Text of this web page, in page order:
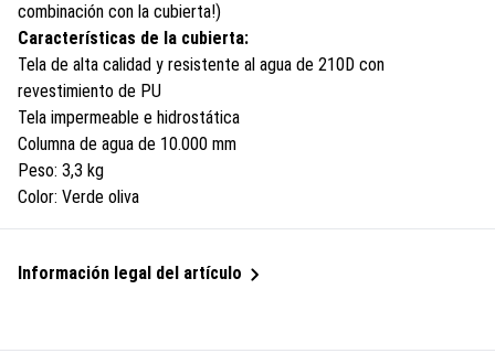
combinación con la cubierta!)
Características de la cubierta:
Tela de alta calidad y resistente al agua de 210D con
revestimiento de PU
Tela impermeable e hidrostática
Columna de agua de 10.000 mm
Peso: 3,3 kg
Color: Verde oliva
Información legal del artículo